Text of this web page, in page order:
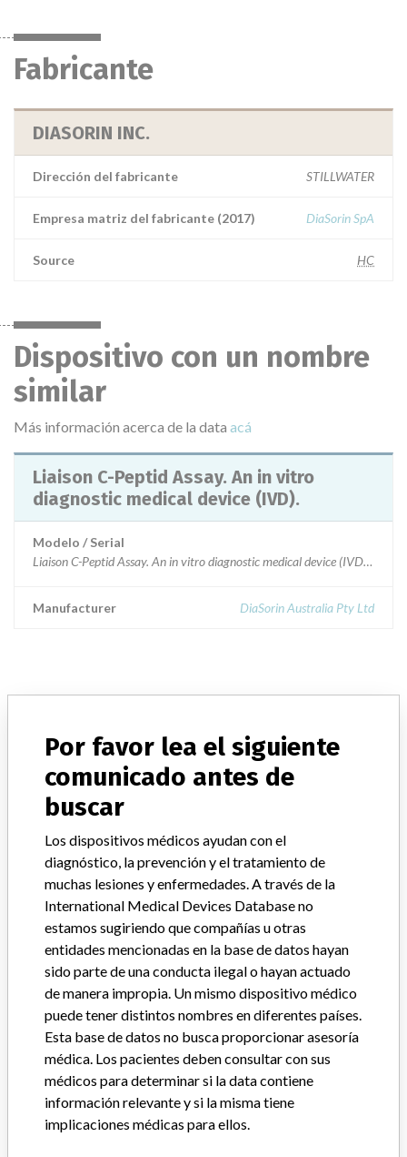
Fabricante
DIASORIN INC.
Dirección del fabricante STILLWATER
Empresa matriz del fabricante (2017) DiaSorin SpA
Source HC
Dispositivo con un nombre
similar
Más información acerca de la data acá
Liaison C-Peptid Assay. An in vitro
diagnostic medical device (IVD).
Modelo / Serial
Liaison C-Peptid Assay. An in vitro diagnostic medical device
Manufacturer DiaSorin Australia Pty Ltd
Explore más de 120,000 registros de retiros, alertas y
notificaciones de seguridad de dispositivos médicos y sus
conexiones con los fabricantes.
Preguntas frecuentes
Contáctenos
Créditos
HISTORIAS EN SU CORREO
SUSCRÍBASE
¿Trabaja en la industria médica? ¿O tiene experiencia con
algún dispositivo médico? Nuestra reportería no ha
terminado. Queremos oír de usted.
Por favor lea el siguiente
comunicado antes de
buscar
Los dispositivos médicos ayudan con el
diagnóstico, la prevención y el tratamiento de
muchas lesiones y enfermedades. A través de la
International Medical Devices Database no
estamos sugiriendo que compañías u otras
entidades mencionadas en la base de datos hayan
sido parte de una conducta ilegal o hayan actuado
de manera impropia. Un mismo dispositivo médico
puede tener distintos nombres en diferentes países.
Esta base de datos no busca proporcionar asesoría
médica. Los pacientes deben consultar con sus
médicos para determinar si la data contiene
información relevante y si la misma tiene
implicaciones médicas para ellos.